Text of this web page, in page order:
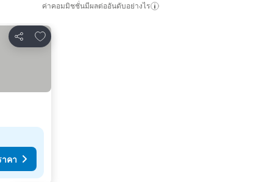
ค่าคอมมิชชั่นมีผลต่ออันดับอย่างไร
แชร์
เพิ่มในรายการโปรด
คา